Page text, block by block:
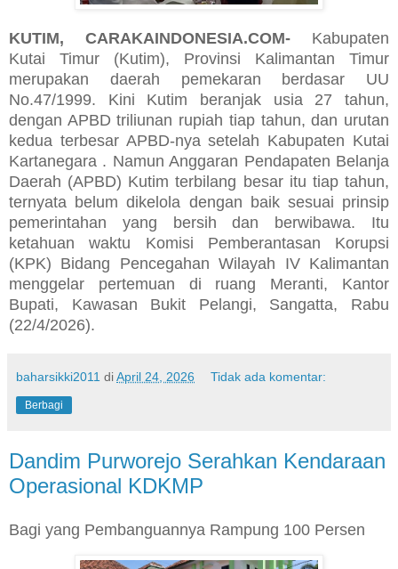
KUTIM, CARAKAINDONESIA.COM- Kabupaten
Kutai Timur (Kutim), Provinsi Kalimantan Timur
merupakan daerah pemekaran berdasar UU
No.47/1999. Kini Kutim beranjak usia 27 tahun,
dengan APBD triliunan rupiah tiap tahun, dan urutan
kedua terbesar APBD-nya setelah Kabupaten Kutai
Kartanegara . Namun Anggaran Pendapaten Belanja
Daerah (APBD) Kutim terbilang besar itu tiap tahun,
ternyata belum dikelola dengan baik sesuai prinsip
pemerintahan yang bersih dan berwibawa. Itu
ketahuan waktu Komisi Pemberantasan Korupsi
(KPK) Bidang Pencegahan Wilayah IV Kalimantan
menggelar pertemuan di ruang Meranti, Kantor
Bupati, Kawasan Bukit Pelangi, Sangatta, Rabu
(22/4/2026).
baharsikki2011 diApril 24, 2026 Tidak ada komentar:
Berbagi
Dandim Purworejo Serahkan Kendaraan
Operasional KDKMP
Bagi yang Pembanguannya Rampung 100 Persen